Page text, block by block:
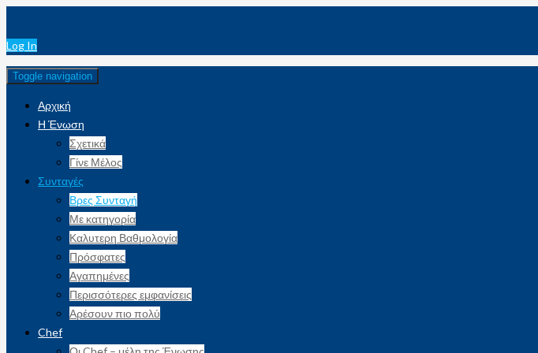
Log In
Toggle navigation
Αρχική
Η Ένωση
Σχετικά
Γίνε Μέλος
Συνταγές
Βρες Συνταγή
Με κατηγορία
Καλυτερη Βαθμολογία
Πρόσφατες
Αγαπημένες
Περισσότερες εμφανίσεις
Αρέσουν πιο πολύ
Chef